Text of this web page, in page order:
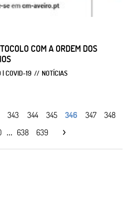
COM A ORDEM DOS
| COVID-19 NOTÍCIAS
343 344 345 346 347
348
... 638 639